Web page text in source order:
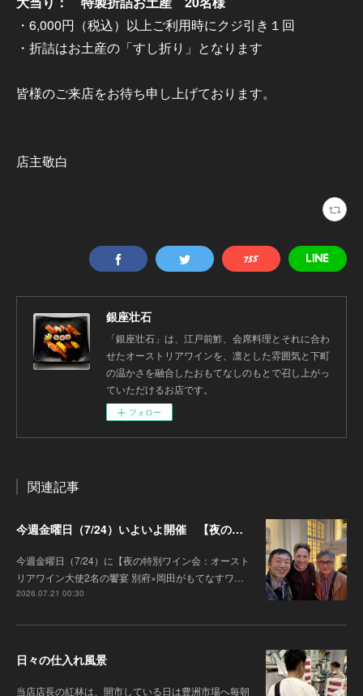
・6,000円（税込）以上ご利用時にクジ引き１回
・折詰はお土産の「すし折り」となります
皆様のご来店をお待ち申し上げております。
店主敬白
銀座壮石
「銀座壮石」は、江戸前鮓、会席料理とそれに合わ
せたオーストリアワインを、凛とした雰囲気と下町
の温かさを融合したおもてなしのもとで召し上がっ
ていただけるお店です。
フォロー
関連記事
今週金曜日（7/24）いよいよ開催 【夜の特別ワイン会】オーストリアワイン大使2名の饗宴 別府×岡田がもてなすワインペアリングの会
今週金曜日（7/24）に【夜の特別ワイン会：オースト
リアワイン大使2名の饗宴 別府×岡田がもてなすワ…
2026.07.21 00:30
日々の仕入れ風景
当店店長の紅林は、開市している日は豊洲市場へ毎朝